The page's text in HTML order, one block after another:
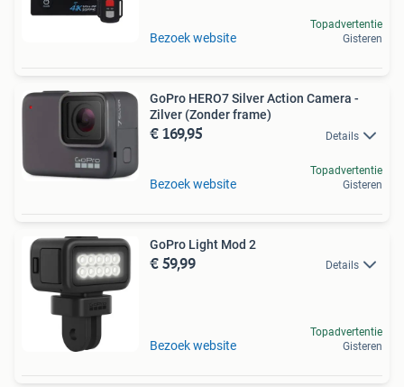
Bezoek website
Topadvertentie
Gisteren
GoPro HERO7 Silver Action Camera -
Zilver (Zonder frame)
€ 169,95 Details
Bezoek website
Topadvertentie
Gisteren
GoPro Light Mod 2
€ 59,99 Details
Bezoek website
Topadvertentie
Gisteren